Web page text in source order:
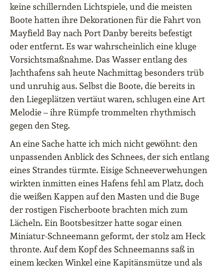
keine schillernden Lichtspiele, und die meisten
Boote hatten ihre Dekorationen für die Fahrt von
Mayfield Bay nach Port Danby bereits befestigt
oder entfernt. Es war wahrscheinlich eine kluge
Vorsichtsmaßnahme. Das Wasser entlang des
Jachthafens sah heute Nachmittag besonders trüb
und unruhig aus. Selbst die Boote, die bereits in
den Liegeplätzen vertäut waren, schlugen eine Art
Melodie – ihre Rümpfe trommelten rhythmisch
gegen den Steg.
An eine Sache hatte ich mich nicht gewöhnt: den
unpassenden Anblick des Schnees, der sich entlang
eines Strandes türmte. Eisige Schneeverwehungen
wirkten inmitten eines Hafens fehl am Platz, doch
die weißen Kappen auf den Masten und die Buge
der rostigen Fischerboote brachten mich zum
Lächeln. Ein Bootsbesitzer hatte sogar einen
Miniatur-Schneemann geformt, der stolz am Heck
thronte. Auf dem Kopf des Schneemanns saß in
einem kecken Winkel eine Kapitänsmütze und als